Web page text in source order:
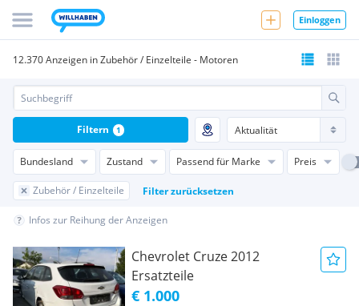
Einloggen
12.370 Anzeigen in Zubehör / Einzelteile - Motoren
Bundesland Zustand Passend für Marke Preis
Zubehör / Einzelteile Filter zurücksetzen
Filtern 1
Infos zur Reihung der Anzeigen
Chevrolet Cruze 2012
Ersatzteile
€ 1.000